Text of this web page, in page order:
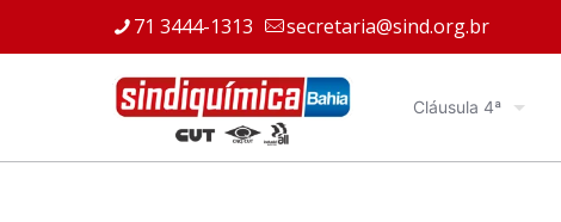
71 3444-1313 secretaria@sind.org.br
Cláusula 4ª